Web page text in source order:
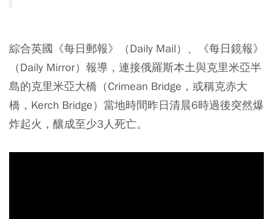
綜合英國《每日郵報》（Daily Mail）、《每日鏡報》
（Daily Mirror）報導，連接俄羅斯本土與克里米亞半
島的克里米亞大橋（Crimean Bridge，或稱克赤大
橋，Kerch Bridge）當地時間昨日清晨6時過後突然爆
炸起火，釀成至少3人死亡。